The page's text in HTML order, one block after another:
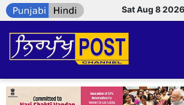
Sat Aug 8